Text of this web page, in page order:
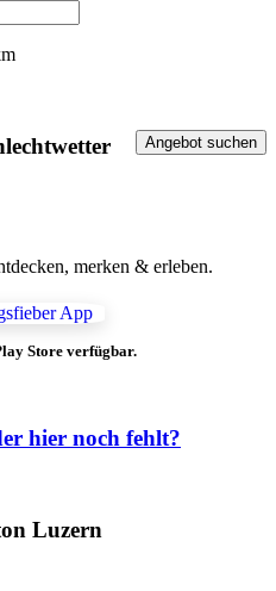
merken & erleben.
Store verfügbar.
hier noch fehlt?
Luzern